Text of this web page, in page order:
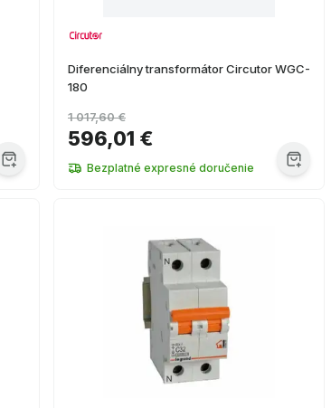
Diferenciálny transformátor Circutor WGC-
180
596,01 €
1 017,60 €
Bezplatné expresné doručenie